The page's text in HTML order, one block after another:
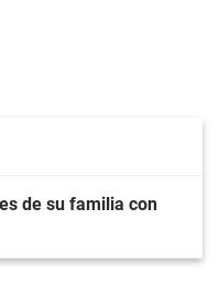
de su familia con